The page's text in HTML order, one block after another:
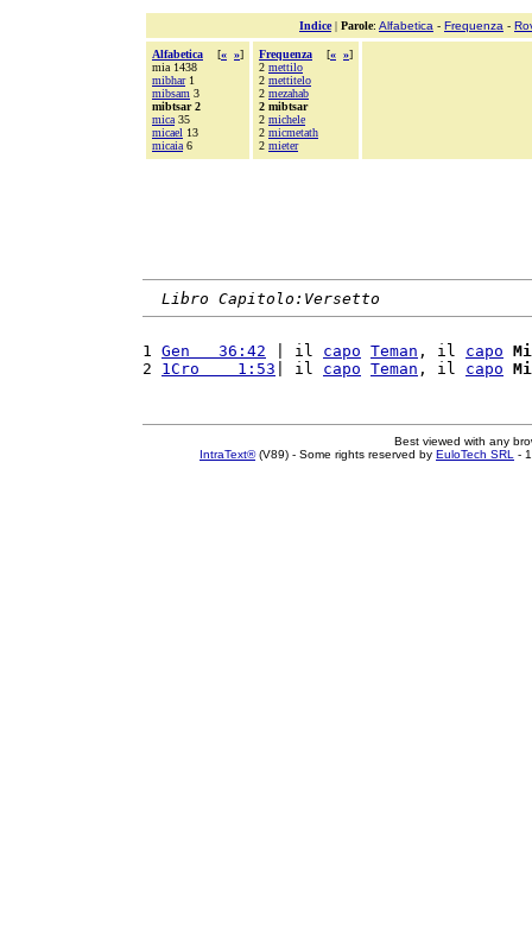
Indice| Parole: Alfabetica - Frequenza -
Alfabetica [« »]
mia 1438
mibhar1
mibsam 3
mibtsar 2
mica 35
micael 13
micaia 6
Frequenza [« »]
2 mettilo
2 mettitelo
2 mezahab
2 mibtsar
2 michele
2 micmetath
2 mieter
Libro Capitolo:Versetto
1 Gen   36:42 | il capo Teman , il capo
2 1Cro    1:53 | il capo Teman , il capo
Best viewed with any
IntraText®(V89) - Some rights reserved by EuloTech SRL -